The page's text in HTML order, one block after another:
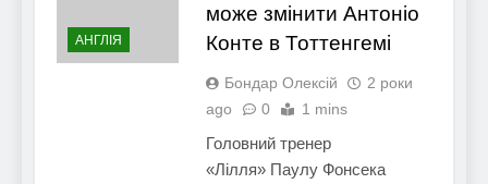
АНГЛІЯ
може змінити Антоніо
Конте в Тоттенгемі
Бондар Олексій
2 роки
ago
0 1 mins
Головний тренер
«Лілля» Паулу Фонсека